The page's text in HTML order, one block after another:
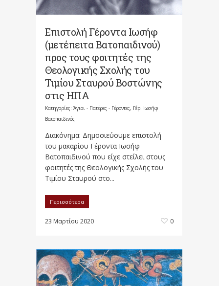
Επιστολή Γέροντα Ιωσήφ
(μετέπειτα Βατοπαιδινού)
προς τους φοιτητές της
Θεολογικής Σχολής του
Τιμίου Σταυρού Βοστώνης
στις ΗΠΑ
Κατηγορίες: Άγιοι - Πατέρες - Γέροντες, Γέρ. Ιωσήφ
Βατοπαιδινός
Διακόνημα: Δημοσιεύουμε επιστολή
του μακαρίου Γέροντα Ιωσήφ
Βατοπαιδινού που είχε στείλει στους
φοιτητές της Θεολογικής Σχολής του
Τιμίου Σταυρού στο...
Περισσότερα
23 Μαρτίου 2020 0